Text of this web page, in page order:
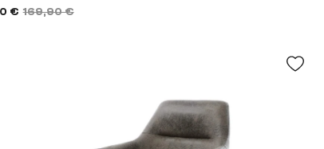
€ 169,90 €